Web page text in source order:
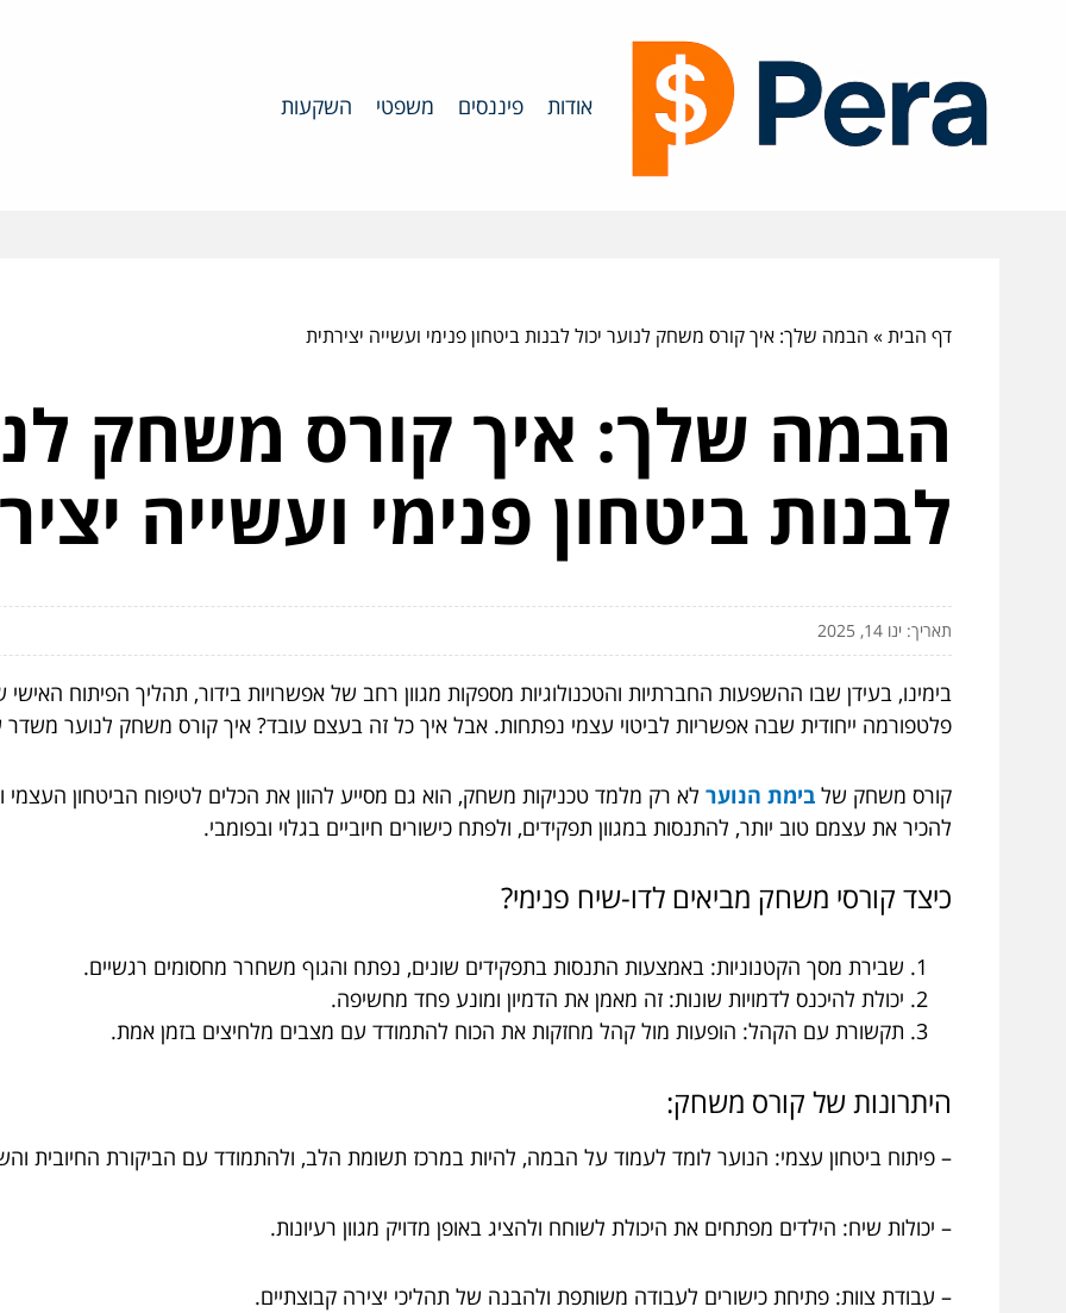
אודות פיננסים משפטי השקעות
דף הבית» הבמה שלך: איך קורס משחק לנוער יכול לבנות ביטחון פנימי ועשייה יצירתית
הבמה שלך: איך קורס משחק
לבנות ביטחון פנימי ועשייה
תאריך: ינו 14, 2025
בימינו, בעידן שבו ההשפעות החברתיות והטכנולוגיות מספקות מגוון רחב של אפשרויות בידור, תהליך הפיתוח
פלטפורמה ייחודית שבה אפשריות לביטוי עצמי נפתחות. אבל איך כל זה בעצם עובד? איך קורס משחק לנוער משדר
קורס משחק של בימת הנוער לא רק מלמד טכניקות משחק, הוא גם מסייע להוון את הכלים לטיפוח הביטחון העצמי
להכיר את עצמם טוב יותר, להתנסות במגוון תפקידים, ולפתח כישורים חיוביים בגלוי ובפומבי.
כיצד קורסי משחק מביאים לדו-שיח פנימי?
שבירת מסך הקטנוניות: באמצעות התנסות בתפקידים שונים, נפתח והגוף משחרר מחסומים רגשיים.
יכולת להיכנס לדמויות שונות: זה מאמן את הדמיון ומונע פחד מחשיפה.
תקשורת עם הקהל: הופעות מול קהל מחזקות את הכוח להתמודד עם מצבים מלחיצים בזמן אמת.
היתרונות של קורס משחק:
– פיתוח ביטחון עצמי: הנוער לומד לעמוד על הבמה, להיות במרכז תשומת הלב, ולהתמודד עם הביקורת החיובית
– יכולות שיח: הילדים מפתחים את היכולת לשוחח ולהציג באופן מדויק מגוון רעיונות.
– עבודת צוות: פתיחת כישורים לעבודה משותפת ולהבנה של תהליכי יצירה קבוצתיים.